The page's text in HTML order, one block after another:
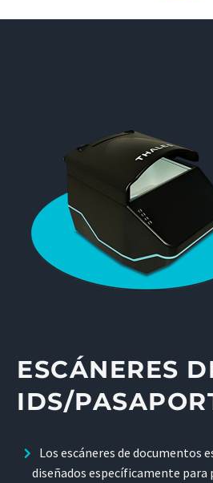
ESCÁNERES
IDS/
Los escáneres de documentos
diseñados específicamente